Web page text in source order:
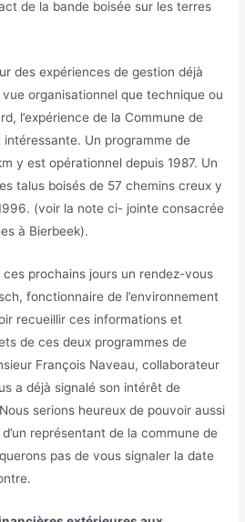
de la bande boisée sur les terres
des expériences de gestion déjà
organisationnel que technique ou
l’expérience de la Commune de
Un programme de
y est opérationnel depuis 1987. Un
talus boisés de 57 chemins creux y
(voir la note ci- jointe consacrée
à Bierbeek).
prochains jours un rendez-vous
fonctionnaire de l’environnement
recueillir ces informations et
de ces deux programmes de
François Naveau, collaborateur
a déjà signalé son intérêt de
serions heureux de pouvoir aussi
représentant de la commune de
pas de vous signaler la date